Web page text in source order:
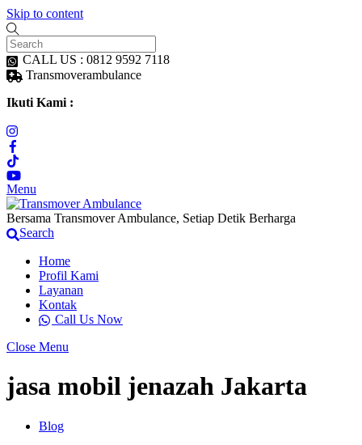
Skip to content
CALL US : 0812 9592 7118
Transmoverambulance
Ikuti Kami :
Menu
Bersama Transmover Ambulance, Setiap Detik Berharga
Search
Home
Profil Kami
Layanan
Kontak
Call Us Now
Close Menu
jasa mobil jenazah Jakarta
Blog